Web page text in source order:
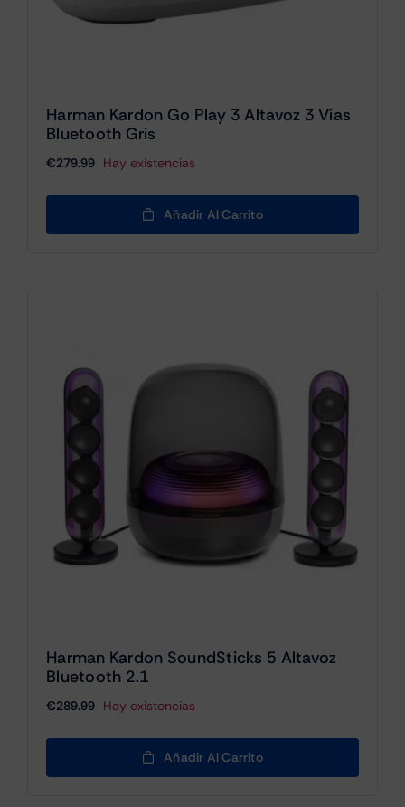
Harman Kardon Go Play 3 Altavoz 3 Vías
Bluetooth Gris
€279.99 Hay existencias
Añadir Al Carrito
Harman Kardon SoundSticks 5 Altavoz
Bluetooth 2.1
€289.99 Hay existencias
Añadir Al Carrito